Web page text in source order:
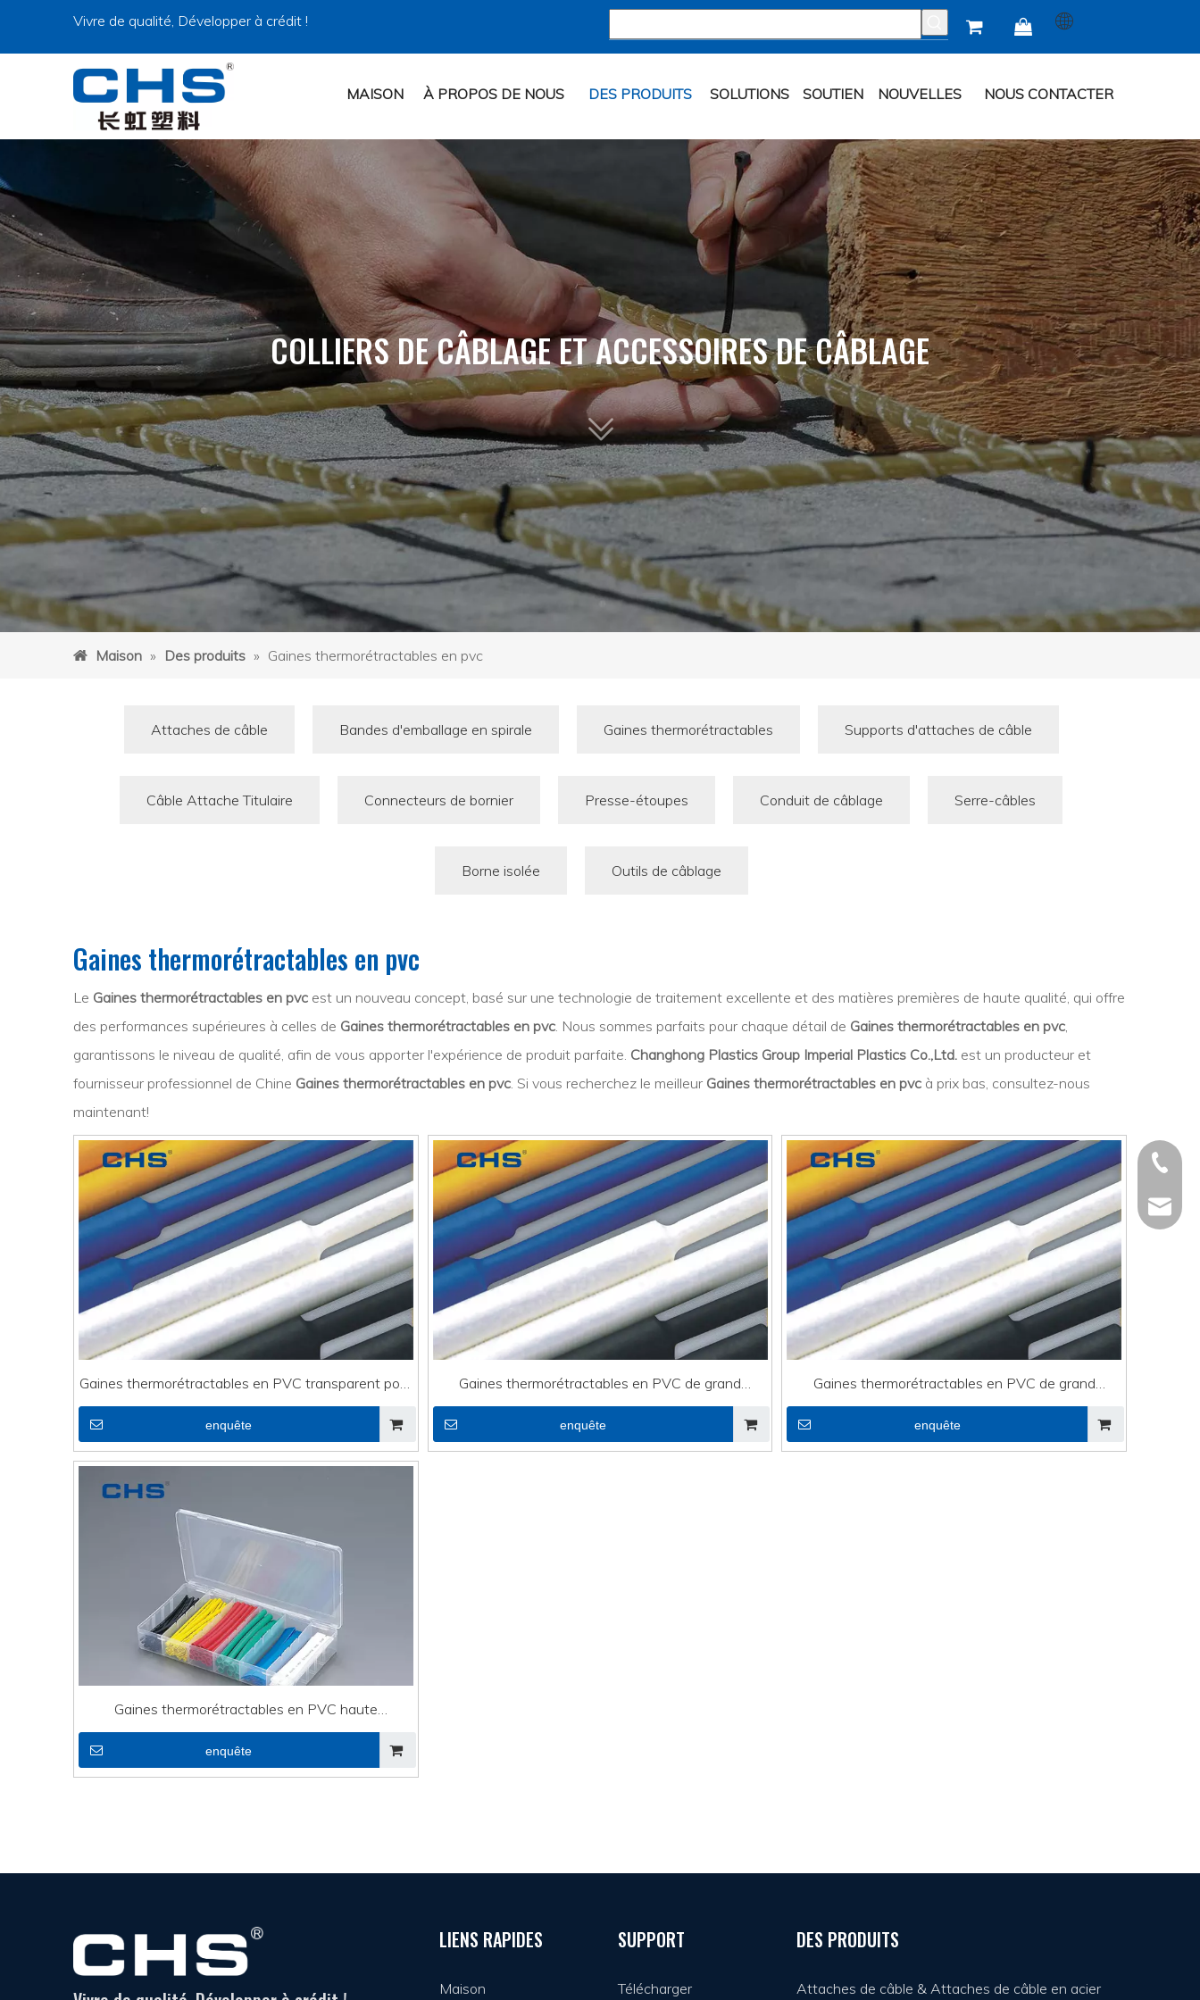
Vivre de qualité, Développer à crédit !  
MAISON À PROPOS DE NOUS DES PRODUITS SOLUTIONS SOUTIEN NOUVELLES NOUS CONTACTER
COLLIERS DE CÂBLAGE ET ACCESSOIRES DE CÂBLAGE
Maison » Des produits » Gaines thermorétractables en pvc
Attaches de câble Bandes d'emballage en spirale Gaines thermorétractables Supports d'attaches de câble
Câble Attache Titulaire Connecteurs de bornier Presse-étoupes Conduit de câblage Serre-câbles
Borne isolée Outils de câblage
Gaines thermorétractables en pvc
Le Gaines thermorétractables en pvc est un nouveau concept, basé sur une technologie de traitement excellente et des matières premières de haute qualité, qui offre
des performances supérieures à celles de Gaines thermorétractables en pvc. Nous sommes parfaits pour chaque détail de Gaines thermorétractables en pvc,
garantissons le niveau de qualité, afin de vous apporter l'expérience de produit parfaite. Changhong Plastics Group Imperial Plastics Co.,Ltd. est un producteur et
fournisseur professionnel de Chine Gaines thermorétractables en pvc. Si vous recherchez le meilleur Gaines thermorétractables en pvc à prix bas, consultez-nous
maintenant!
Gaines thermorétractables en PVC transparent pour
fils
enquête
Gaines thermorétractables en PVC de grand
diamètre pour câble
enquête
Gaines thermorétractables en PVC de grand
diamètre pour câble
enquête
Gaines thermorétractables en PVC haute
température pour fils DRS-4.0
enquête
+86 -
+86 -
LIENS RAPIDES
Maison
SUPPORT
Télécharger
DES PRODUITS
Attaches de câble & Attaches de câble en acier